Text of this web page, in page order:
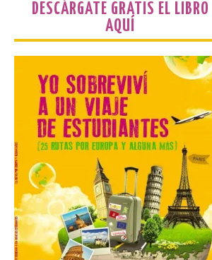
En la Comarca de Liébana
para ver el Eclipse de Sol
6 Ago 2026
Miradores naturales,
pueblos con alma y
paisajes de leyenda
convierten la Comarca de
Liébana en uno de los
destinos más bonitos para disfrutar de
este fenómeno astronómico único. Un
eclipse total de sol será visible en la
Península Ibérica durante […]
DESCÁRGATE GRATIS EL LIBRO
AQUÍ